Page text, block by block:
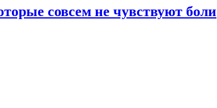
совсем не чувствуют боли